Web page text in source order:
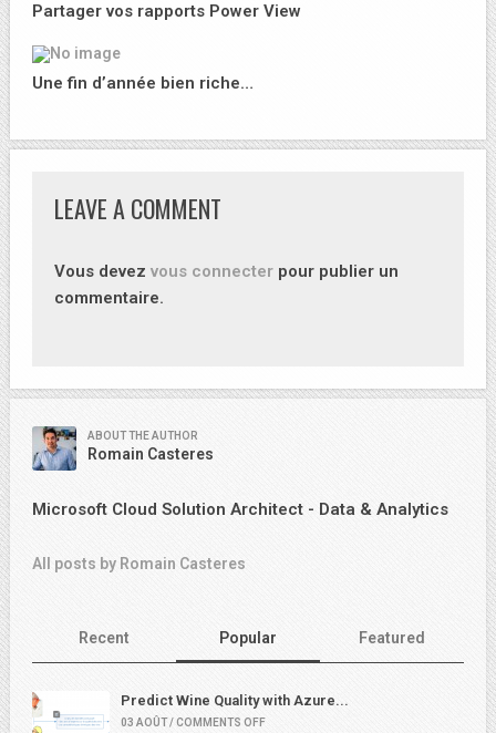
Partager vos rapports Power View
Une fin d’année bien riche…
LEAVE A COMMENT
Vous devez vous connecter pour publier un
commentaire.
ABOUT THE AUTHOR
Romain Casteres
Microsoft Cloud Solution Architect - Data & Analytics
All posts by Romain Casteres
Recent Popular Featured
Predict Wine Quality with Azure...
03 AOÛT / COMMENTS OFF